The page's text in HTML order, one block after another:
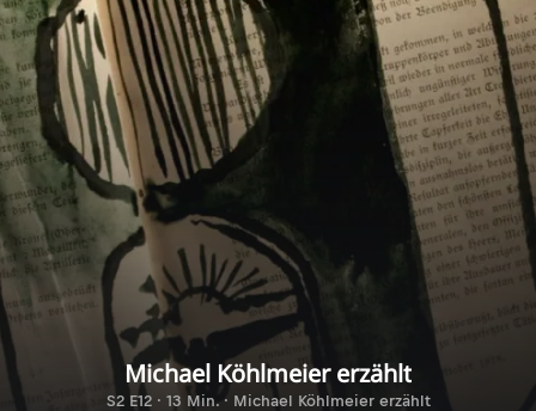
Michael Köhlmeier erzählt
S2 E12 · 13 Min. · Michael Köhlmeier erzählt